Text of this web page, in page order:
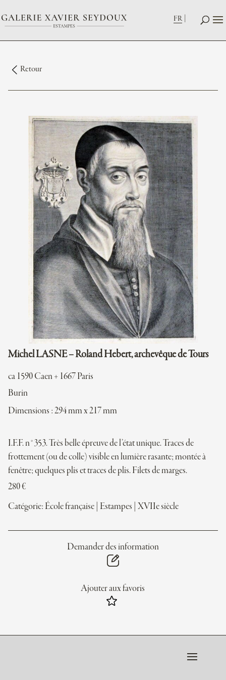
FR
Retour
Michel LASNE – Roland Hebert, archevêque de Tours
ca 1590 Caen + 1667 Paris
Burin
Dimensions : 294 mm x 217 mm
I.F.F. n°353. Très belle épreuve de l’état unique. Traces de
frottement (ou de colle) visible en lumière rasante; montée à
fenêtre; quelques plis et traces de plis. Filets de marges.
280€
Catégorie: École française Estampes XVIIe siècle
Demander des information
Ajouter aux favoris